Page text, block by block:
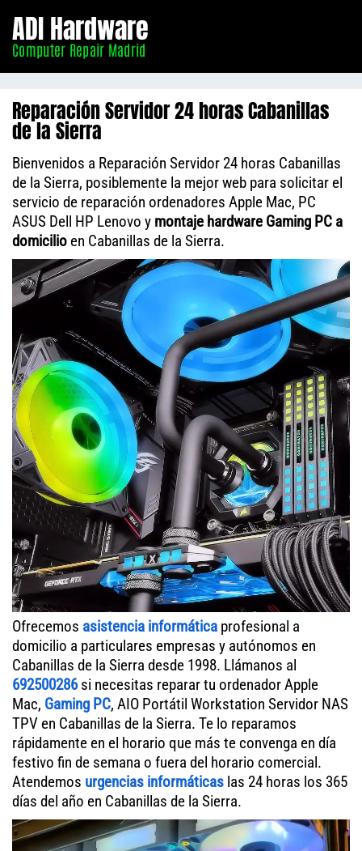
Madrid
ADI Hardware
Computer Repair Madrid
Reparación Servidor 24 horas Cabanillas
de la Sierra
Bienvenidos a Reparación Servidor 24 horas Cabanillas
de la Sierra, posiblemente la mejor web para solicitar el
servicio de reparación ordenadores Apple Mac, PC
ASUS Dell HP Lenovo y montaje hardware Gaming PC a
domicilio en Cabanillas de la Sierra.
Ofrecemos asistencia informática profesional a
domicilio a particulares empresas y autónomos en
Cabanillas de la Sierra desde 1998. Llámanos al
692500286si necesitas reparar tu ordenador Apple
Mac, Gaming PC, AIO Portátil Workstation Servidor NAS
TPV en Cabanillas de la Sierra. Te lo reparamos
rápidamente en el horario que más te convenga en día
festivo fin de semana o fuera del horario comercial.
Atendemos urgencias informáticas las 24 horas los 365
días del año en Cabanillas de la Sierra.